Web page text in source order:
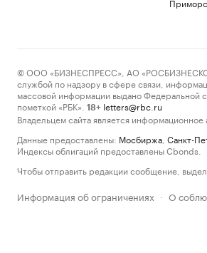
© ООО «БИЗНЕСПРЕСС», АО
службой по надзору в сфере связи,
массовой информации выдано Федеральной
пометкой «РБК».
18+ letters@rbc.ru
Владельцем сайта является информационное
Данные предоставлены: Мосбиржа Санкт-
Индексы облигаций предоставлены Cbonds.
Чтобы отправить редакции сообщение,
Информация об ограничениях · О